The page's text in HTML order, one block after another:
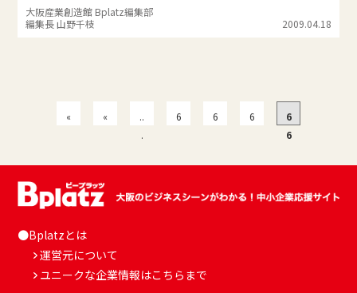
大阪産業創造館 Bplatz編集部
編集長 山野千枝
2009.04.18
«
«
..
.
6
6
6
6
6
●Bplatzとは
運営元について
ユニークな企業情報はこちらまで